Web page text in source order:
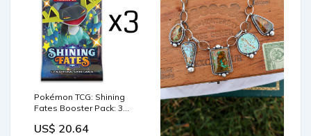
Pokémon TCG: Shining
Fates Booster Pack: 3
US$ 20.64